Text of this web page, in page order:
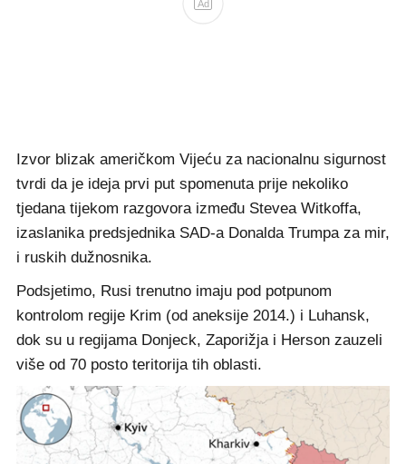
Ad
Izvor blizak američkom Vijeću za nacionalnu sigurnost
tvrdi da je ideja prvi put spomenuta prije nekoliko
tjedana tijekom razgovora između Stevea Witkoffa,
izaslanika predsjednika SAD-a Donalda Trumpa za mir,
i ruskih dužnosnika.
Podsjetimo, Rusi trenutno imaju pod potpunom
kontrolom regije Krim (od aneksije 2014.) i Luhansk,
dok su u regijama Donjeck, Zaporižja i Herson zauzeli
više od 70 posto teritorija tih oblasti.